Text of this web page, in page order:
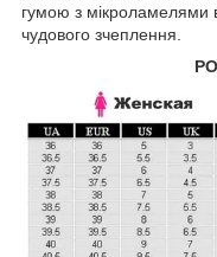
гумою з мікроламелями
чудового зчеплення.